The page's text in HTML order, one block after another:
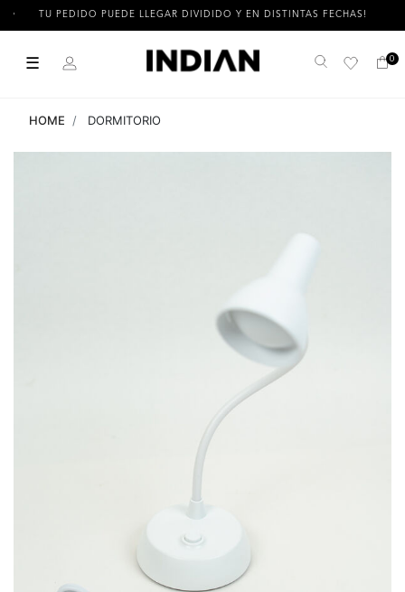
TU PEDIDO PUEDE LLEGAR DIVIDIDO Y EN DISTINTAS FECHAS!
☰ Buscar 0
HOME DORMITORIO